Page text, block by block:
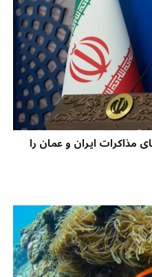
مذاکرات ایران و عمان را